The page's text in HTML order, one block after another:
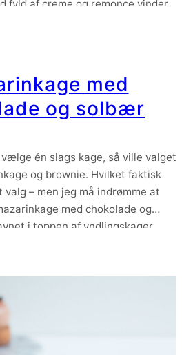
fyld af creme og remonce vinder
Og hvis du spørger mig skal der
med
og solbær
én slags kage, så ville valget
og brownie. Hvilket faktisk
– men jeg må indrømme at
med chokolade og
i toppen af yndlingskager
er virkelig saftig og har en